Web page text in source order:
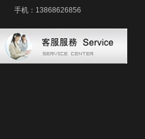
手机： 13868626856